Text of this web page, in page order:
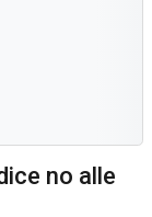
no alle